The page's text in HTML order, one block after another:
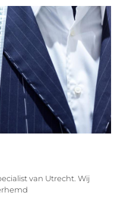
van Utrecht. Wij